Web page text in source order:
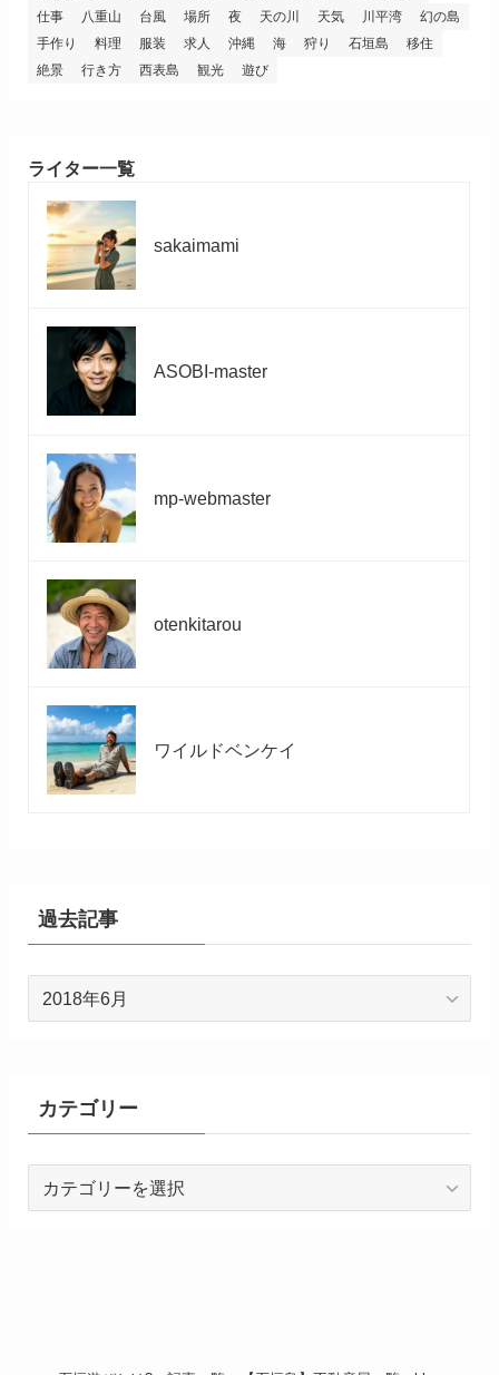
仕事
八重山 台風 場所 夜 天の川 天気 川平湾
幻の島
手作り
料理 服装 求人 沖縄 海 狩り 石垣島
移住
絶景
行き方 西表島 観光 遊び
ライター一覧
sakaimami
ASOBI-master
mp-webmaster
otenkitarou
ワイルドベンケイ
過去記事
カテゴリー